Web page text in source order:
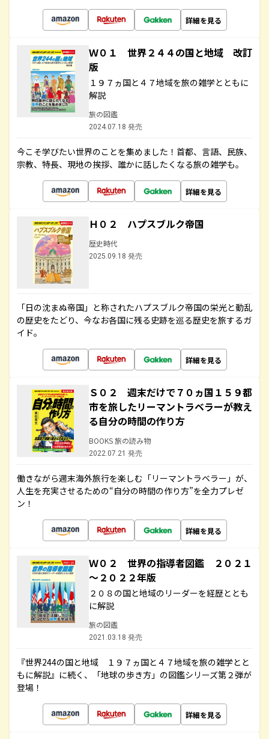
詳細を見る
Ｗ０１ 世界２４４の国と地域 改訂
版
１９７ヵ国と４７地域を旅の雑学とともに
解説
旅の図鑑
2024.07.18 発売
今こそ学びたい世界のことを集めました！首都、言語、民族、
宗教、特長、現地の挨拶、誰かに話したくなる旅の雑学も。
詳細を見る
Ｈ０２ ハプスブルク帝国
歴史時代
2025.09.18 発売
「日の沈まぬ帝国」と称されたハプスブルク帝国の栄光と動乱
の歴史をたどり、今なお各国に残る史跡を巡る歴史を旅するガ
イド。
詳細を見る
Ｓ０２ 週末だけで７０ヵ国１５９都
市を旅したリーマントラベラーが教え
る自分の時間の作り方
BOOKS 旅の読み物
2022.07.21 発売
働きながら週末海外旅行を楽しむ「リーマントラベラー」が、
人生を充実させるための“自分の時間の作り方”を全力プレゼ
ン！
詳細を見る
Ｗ０２ 世界の指導者図鑑 ２０２１
～２０２２年版
２０８の国と地域のリーダーを経歴ととも
に解説
旅の図鑑
2021.03.18 発売
『世界244の国と地域 １９７ヵ国と４７地域を旅の雑学とと
もに解説』に続く、「地球の歩き方」の図鑑シリーズ第２弾が
登場！
詳細を見る